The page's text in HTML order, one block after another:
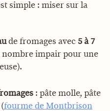
simple : miser sur la
de fromages avec 5 à 7
nombre impair pour une
: pâte molle, pâte
fourme de Montbrison